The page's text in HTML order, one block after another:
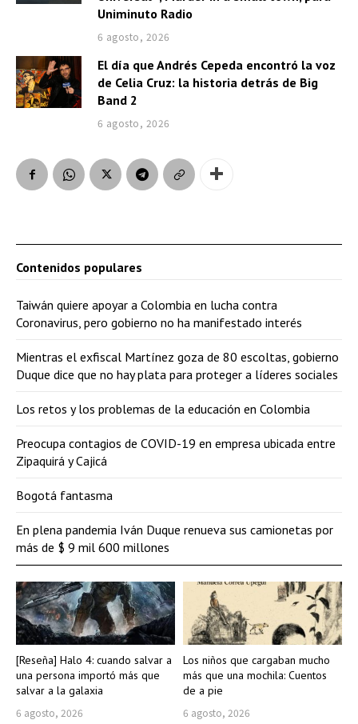
Uniminuto Radio
6 agosto, 2026
El día que Andrés Cepeda encontró la voz
de Celia Cruz: la historia detrás de Big
Band 2
6 agosto, 2026
[Reseña] Halo 4: cuando salvar a
una persona importó más que
salvar a la galaxia
6 agosto, 2026
Los niños que cargaban mucho
más que una mochila: Cuentos
de a pie
6 agosto, 2026
Contenidos populares
Taiwán quiere apoyar a Colombia en lucha contra
Coronavirus, pero gobierno no ha manifestado interés
Mientras el exfiscal Martínez goza de 80 escoltas, gobierno
Duque dice que no hay plata para proteger a líderes sociales
Los retos y los problemas de la educación en Colombia
Preocupa contagios de COVID-19 en empresa ubicada entre
Zipaquirá y Cajicá
Bogotá fantasma
En plena pandemia Iván Duque renueva sus camionetas por
más de $ 9 mil 600 millones